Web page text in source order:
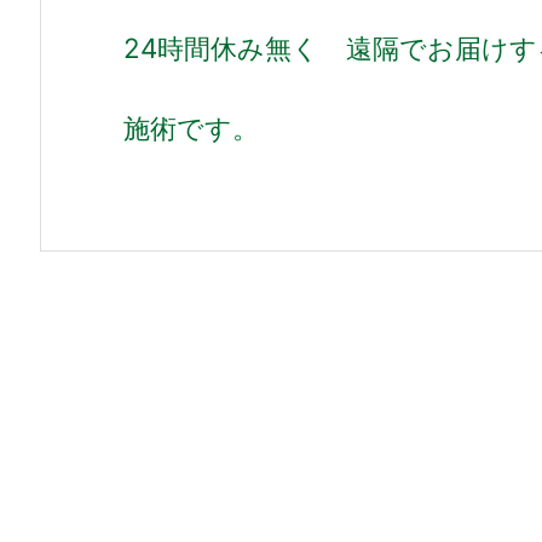
24時間休み無く 遠隔でお届け
施術です。